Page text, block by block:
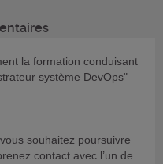
la formation conduisant
système DevOps"
souhaitez poursuivre
contact avec l’un de